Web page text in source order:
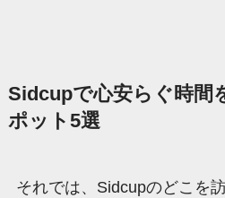
Sidcupで心安らぐ時間
ポット5選
それでは、Sidcupのどこを